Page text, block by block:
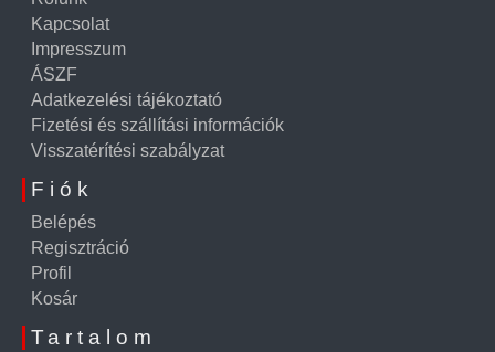
Kapcsolat
Impresszum
ÁSZF
Adatkezelési tájékoztató
Fizetési és szállítási információk
Visszatérítési szabályzat
Fiók
Belépés
Regisztráció
Profil
Kosár
Tartalom